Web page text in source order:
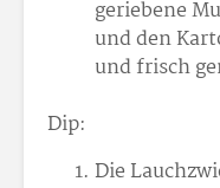
geriebene
und den
und frisch
Dip:
Die